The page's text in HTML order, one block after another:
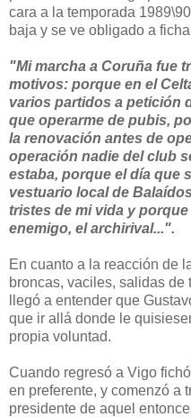
cara a la temporada
baja y se ve obligado a
"Mi marcha a Coruña fue
motivos: porque en el
varios partidos a petición
que operarme de pubis,
la renovación antes de
operación nadie del club
estaba, porque el día que
vestuario local de
tristes de mi vida y
enemigo, el archirival...".
En cuanto a la reacción de
broncas, vaciles, salidas de
llegó a entender que
que ir allá donde le
propia voluntad.
Cuando regresó a Vigo
en preferente, y comenzó a
presidente de aquel